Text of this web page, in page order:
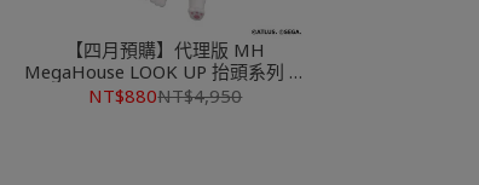
【四月預購】代理版 MH
MegaHouse LOOK UP 抬頭系列 女
神異聞錄5 皇家版 摩爾加納
NT$880NT$4,950